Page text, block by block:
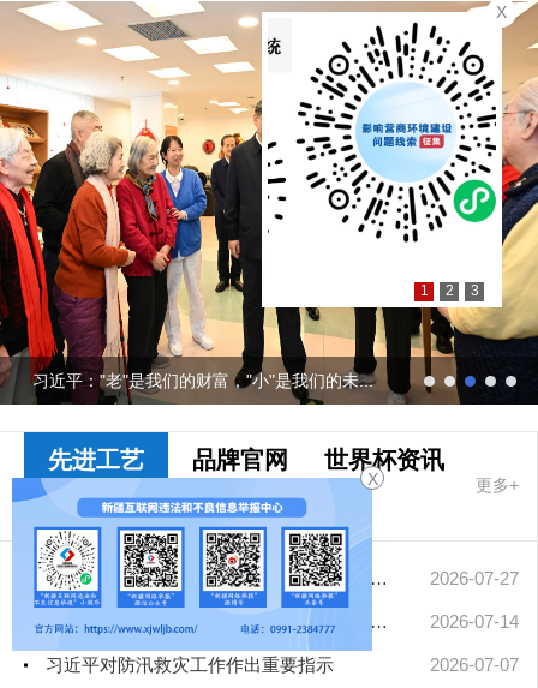
员部署会上强调 不断提高巡视的
震慑力穿透力推动力 为建设社会
主义现代化新疆提供坚强政治保
障
习近平："老"是我们的财富，"小"是我们的未...
先进工艺 品牌官网 世界杯资讯
十大网赌app
排行榜要闻
更多+
擦亮中华文明重要名片——习近平文化思想引领中国世界遗产申报保... 2026-07-27
凝聚起建设社会主义现代化新疆的磅礴力量——新疆各地认真学习贯... 2026-07-14
习近平对防汛救灾工作作出重要指示 2026-07-07
1 2 3
X
X